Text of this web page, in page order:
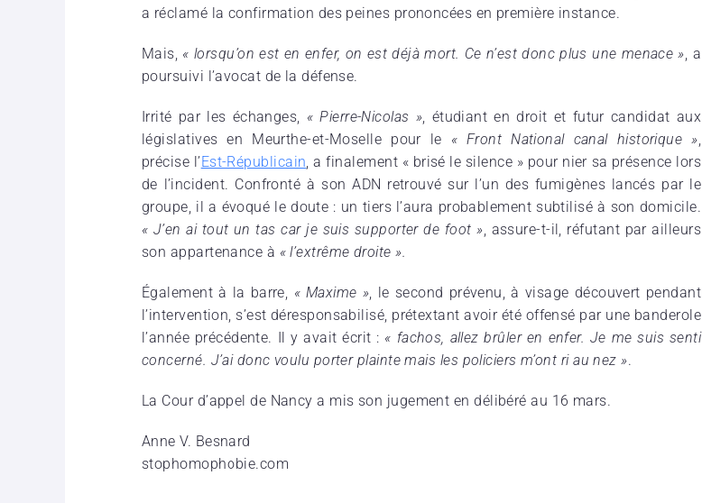
a réclamé la confirmation des peines prononcées en première instance.
Mais, « lorsqu’on est en enfer, on est déjà mort. Ce n’est donc plus une menace » , a
poursuivi l’avocat de la défense.
Irrité par les échanges, « Pierre-Nicolas » , étudiant en droit et futur candidat aux
législatives en Meurthe-et-Moselle pour le « Front National canal historique »
précise l’Est-Républicain , a finalement « brisé le silence » pour nier sa présence lors
de l’incident. Confronté à son ADN retrouvé sur l’un des fumigènes lancés par le
groupe, il a évoqué le doute : un tiers l’aura probablement subtilisé à son domicile.
« J’en ai tout un tas car je suis supporter de foot » , assure-t-il, réfutant par ailleurs
son appartenance à « l’extrême droite ».
Également à la barre, « Maxime » , le second prévenu, à visage découvert pendant
l’intervention, s’est déresponsabilisé, prétextant avoir été offensé par une banderole
l’année précédente. Il y avait écrit : « fachos, allez brûler en enfer. Je me suis senti
concerné. J’ai donc voulu porter plainte mais les policiers m’ont ri au nez ».
La Cour d’appel de Nancy a mis son jugement en délibéré au 16 mars.
Anne V. Besnard
stophomophobie.com